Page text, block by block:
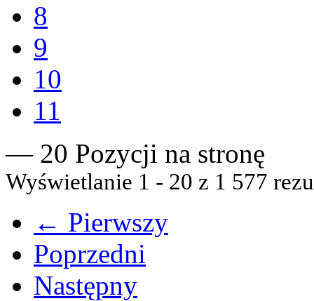
8
9
10
11
— 20 Pozycji na stronę
Wyświetlanie 1 - 20 z 1 577
← Pierwszy
Poprzedni
Następny